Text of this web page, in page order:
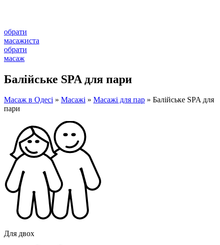
обрати
масажиста
обрати
масаж
Балійське SPA для пари
Масаж в Одесі » Масажі » Масажі для пар » Балійське SPA для
пари
Для двох